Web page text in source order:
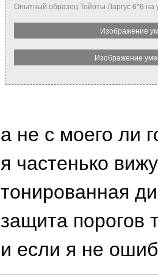
Опытный образец Тойоты Ларгус 6*6
Изображение
Изображение
а не с моего ли
я частенько
тонированная
защита порогов
и если я не